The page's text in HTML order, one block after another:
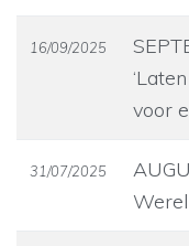
16/09/2025
voor
31/07/2025